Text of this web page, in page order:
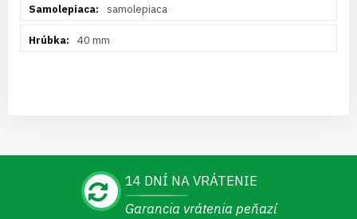
samolepiaca
40 mm
14 DNÍ NA VRÁTENIE
Garancia vrátenia peňazí